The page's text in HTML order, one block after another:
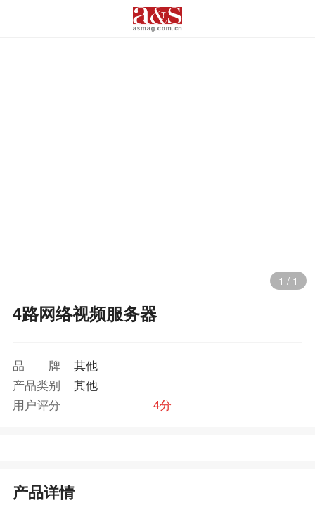
1 / 1
4路网络视频服务器
品牌
其他
产品类别
其他
用户评分
4分
产品详情